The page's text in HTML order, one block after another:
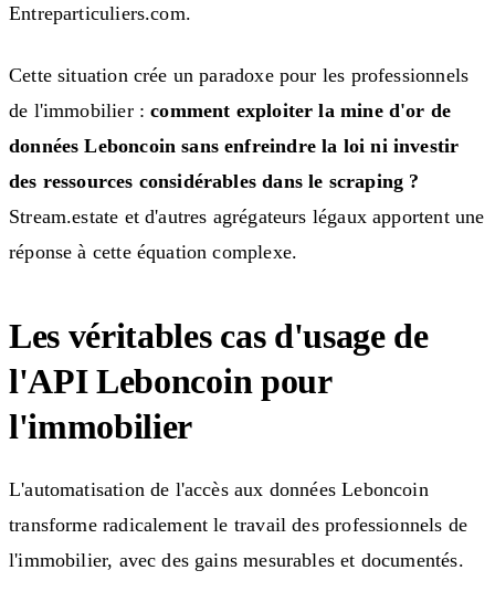
Entreparticuliers.com.
Cette situation crée un paradoxe pour les professionnels
de l'immobilier :comment exploiter la mine d'or de
données Leboncoin sans enfreindre la loi ni investir
des ressources considérables dans le scraping ?
Stream.estate et d'autres agrégateurs légaux apportent une
réponse à cette équation complexe.
Les véritables cas d'usage de
l'API Leboncoin pour
l'immobilier
L'automatisation de l'accès aux données Leboncoin
transforme radicalement le travail des professionnels de
l'immobilier, avec des gains mesurables et documentés.